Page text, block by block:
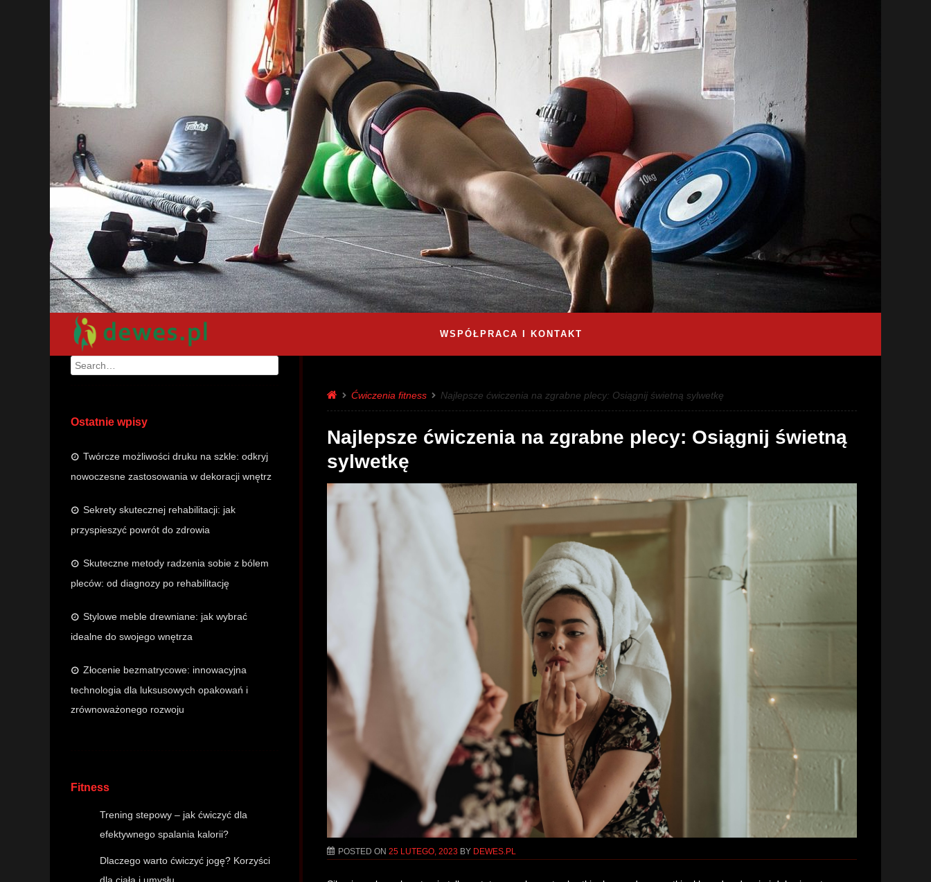
WSPÓŁPRACA I KONTAKT
Search
Ostatnie wpisy
Twórcze możliwości druku na szkle: odkryj
nowoczesne zastosowania w dekoracji wnętrz
Sekrety skutecznej rehabilitacji: jak
przyspieszyć powrót do zdrowia
Skuteczne metody radzenia sobie z bólem
pleców: od diagnozy po rehabilitację
Stylowe meble drewniane: jak wybrać
idealne do swojego wnętrza
Złocenie bezmatrycowe: innowacyjna
technologia dla luksusowych opakowań i
zrównoważonego rozwoju
Fitness
Trening stepowy – jak ćwiczyć dla
efektywnego spalania kalorii?
Dlaczego warto ćwiczyć jogę? Korzyści
Ćwiczenia fitness Najlepsze ćwiczenia na zgrabne plecy: Osiągnij świetną sylwetkę
Najlepsze ćwiczenia na zgrabne plecy: Osiągnij świetną
sylwetkę
POSTED ON 25 LUTEGO, 2023 BY DEWES.PL